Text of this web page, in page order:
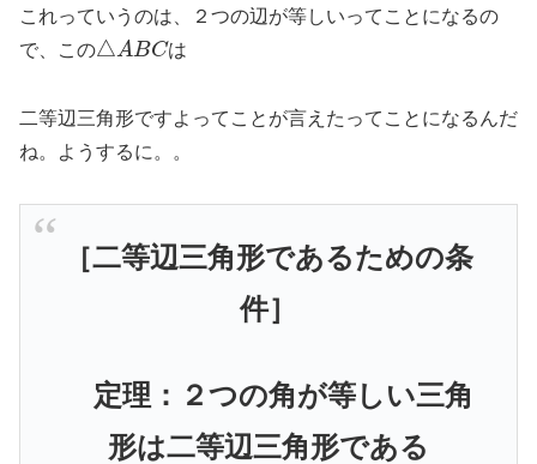
これっていうのは、２つの辺が等しいってことになるの
で、この
△ A B C
は
二等辺三角形ですよってことが言えたってことになるんだ
ね。ようするに。。
［二等辺三角形であるための条
件］
定理：２つの角が等しい三角
形は二等辺三角形である